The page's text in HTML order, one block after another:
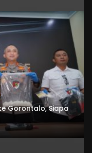
Gorontalo, Siapa